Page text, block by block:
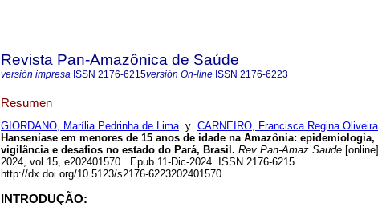
Revista Pan-Amazônica de Saúde
versión impresa ISSN 2176-6215versión On-line ISSN 2176-6223
Resumen
GIORDANO, Marília Pedrinha de Limay CARNEIRO, Francisca Regina Oliveira.
Hanseníase em menores de 15 anos de idade na Amazônia: epidemiologia,
vigilância e desafios no estado do Pará, Brasil. Rev Pan-Amaz Saude [online].
2024, vol.15, e202401570. Epub 11-Dic-2024. ISSN 2176-6215.
http://dx.doi.org/10.5123/s2176-6223202401570.
INTRODUÇÃO: